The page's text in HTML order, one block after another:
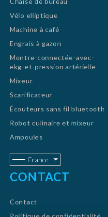
Vélo elliptique
Machine à café
Engrais à gazon
Montre-connectée-avec-
ekg-et-pression artérielle
Mixeur
Scarificateur
Écouteurs sans fil bluetooth
Robot culinaire et mixeur
Ampoules
France
CONTACT
Contact